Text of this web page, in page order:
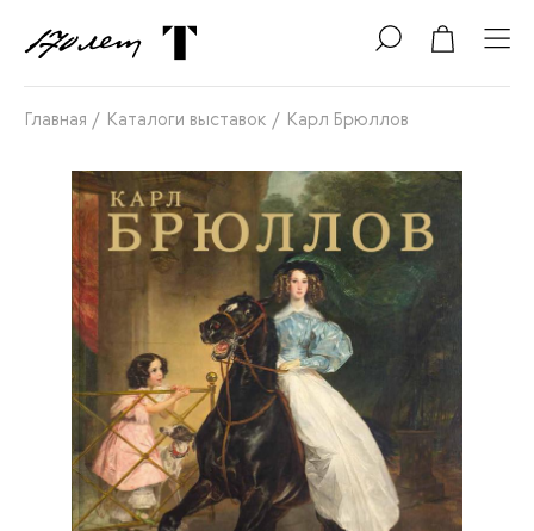
Главная / Каталоги выставок / Карл Брюллов